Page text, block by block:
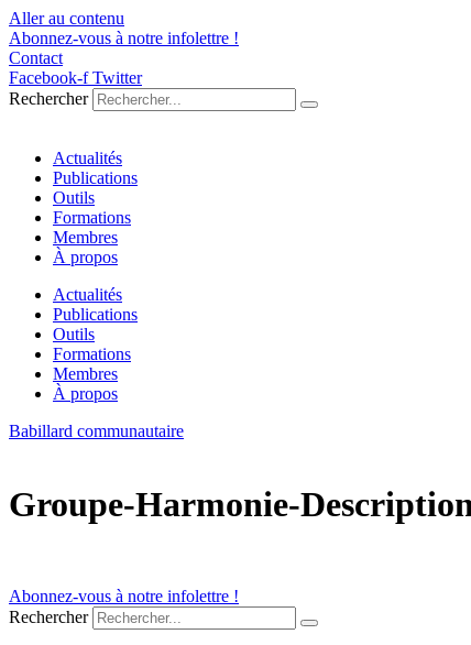
Aller au contenu
Abonnez-vous à notre infolettre !
Contact
Facebook-f Twitter
Rechercher
Actualités
Publications
Outils
Formations
Membres
À propos
Actualités
Publications
Outils
Formations
Membres
À propos
Babillard communautaire
Groupe-Harmonie-
Abonnez-vous à notre infolettre !
Rechercher